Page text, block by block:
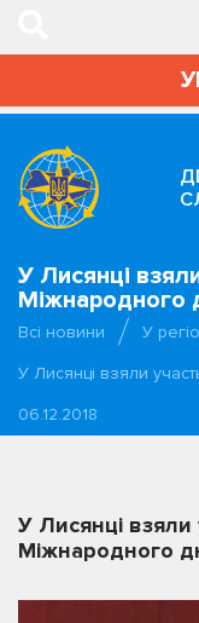
У Лисянці
Міжнародного
Всі новини
У
У Лисянці взяли
06.12.2018
У Лисянці взяли
Міжнародного